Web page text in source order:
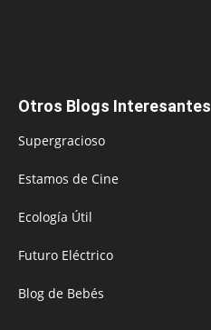
Otros Blogs Interesantes
Supergracioso
Estamos de Cine
Ecología Útil
Futuro Eléctrico
Blog de Bebés